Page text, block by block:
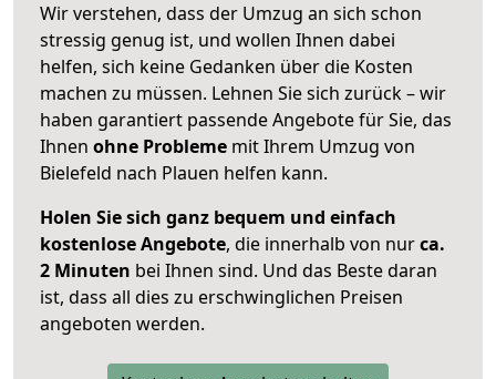
Wir verstehen, dass der Umzug an sich schon
stressig genug ist, und wollen Ihnen dabei
helfen, sich keine Gedanken über die Kosten
machen zu müssen. Lehnen Sie sich zurück – wir
haben garantiert passende Angebote für Sie, das
Ihnen ohne Probleme mit Ihrem Umzug von
Bielefeld nach Plauen helfen kann.
Holen Sie sich ganz bequem und einfach
kostenlose Angebote, die innerhalb von nurca.
2 Minuten bei Ihnen sind. Und das Beste daran
ist, dass all dies zu erschwinglichen Preisen
angeboten werden.